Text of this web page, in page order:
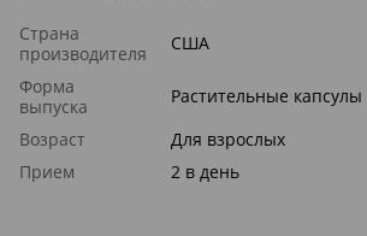
Страна
производителя
США
Форма
выпуска
Растительные капсулы
Возраст
Для взрослых
Прием
2 в день